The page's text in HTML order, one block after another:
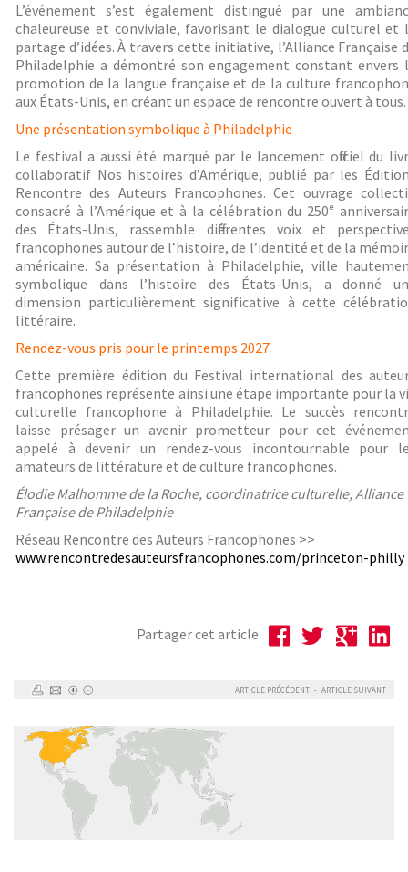
L’événement s’est également distingué par une
chaleureuse et conviviale, favorisant le dialogue culturel et
partage d’idées. À travers cette initiative, l’Alliance Française
Philadelphie a démontré son engagement constant envers
promotion de la langue française et de la culture
aux États-Unis, en créant un espace de rencontre ouvert à tous.
Une présentation symbolique à Philadelphie
Le festival a aussi été marqué par le lancement officiel du
collaboratif Nos histoires d’Amérique, publié par les
Rencontre des Auteurs Francophones. Cet ouvrage
consacré à l’Amérique et à la célébration du 250ᵉ
des États-Unis, rassemble différentes voix et
francophones autour de l’histoire, de l’identité et de la
américaine. Sa présentation à Philadelphie, ville
symbolique dans l’histoire des États-Unis, a donné
dimension particulièrement significative à cette
littéraire.
Rendez-vous pris pour le printemps 2027
Cette première édition du Festival international des
francophones représente ainsi une étape importante pour la
culturelle francophone à Philadelphie. Le succès
laisse présager un avenir prometteur pour cet
appelé à devenir un rendez-vous incontournable pour
amateurs de littérature et de culture francophones.
Élodie Malhomme de la Roche, coordinatrice culturelle, Alliance
Française de Philadelphie
Réseau Rencontre des Auteurs Francophones >>
www.rencontredesauteursfrancophones.com/princeton-philly
Partager cet article
ARTICLE PRÉCÉDENT - ARTICLE SUIVANT